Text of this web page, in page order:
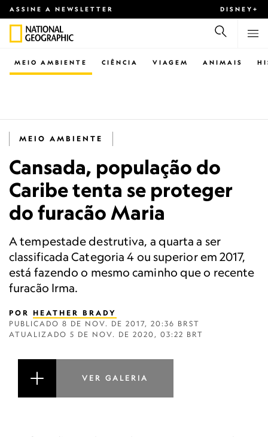
ASSINE A NEWSLETTER DISNEY+
CIÊNCIA VIAGEM ANIMAIS
MEIO AMBIENTE
MEIO AMBIENTE
Cansada, população do
Caribe tenta se proteger
do furacão Maria
A tempestade destrutiva, a quarta a ser
classificada Categoria 4 ou superior em 2017,
está fazendo o mesmo caminho que o recente
furacão Irma.
POR HEATHER BRADY
PUBLICADO 8 DE NOV. DE 2017, 20:36 BRST
ATUALIZADO 5 DE NOV. DE 2020, 03:22 BRT
VER GALERIA